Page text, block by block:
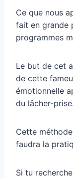
Ce que nous
fait en grande
programmes
Le but de cet
de cette
émotionnelle
du lâcher-prise.
Cette
faudra la
Si tu